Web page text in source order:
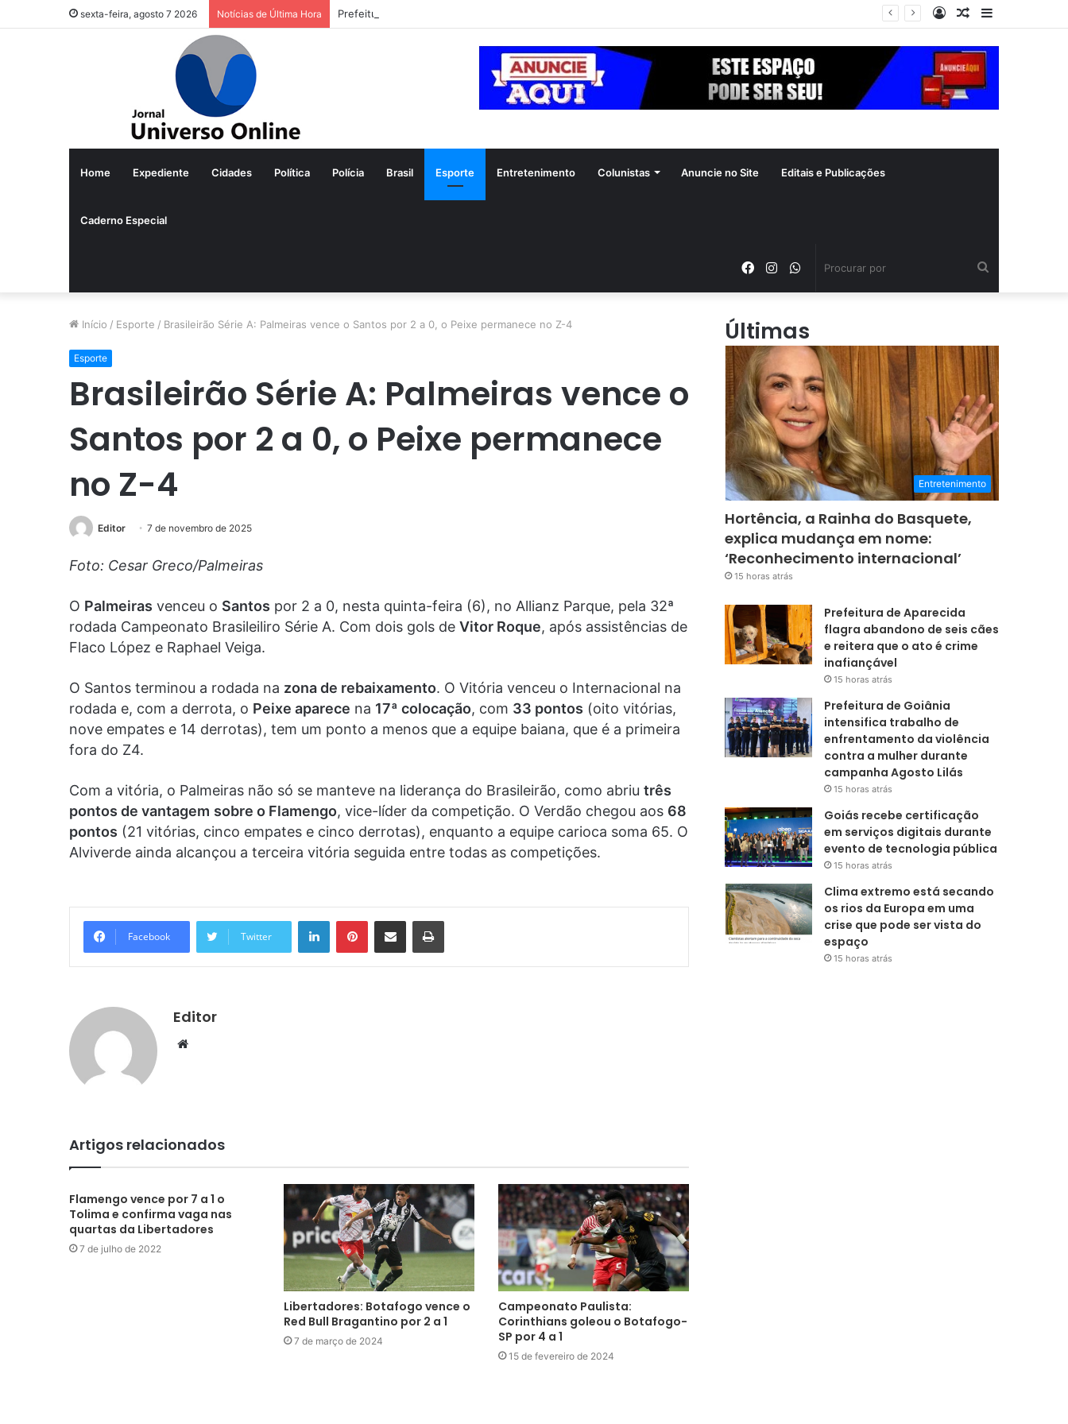
sexta-feira, agosto 7 2026 Notícias de Última Hora Prefeitura de Aparecida flagra abandono de seis cães e reitera que o ato é crime inafiançável
Barra
Artigo
Entrar
Home Expediente Cidades Política Polícia Brasil Esporte Entretenimento Colunistas Anuncie no Site Editais e Publicações
Caderno Especial
WhatsApp
Instagram
Facebook
Início / Esporte / Brasileirão Série A: Palmeiras vence o Santos por 2 a 0, o Peixe permanece no Z-4
Esporte
Brasileirão Série A: Palmeiras vence o
Santos por 2 a 0, o Peixe permanece
no Z-4
Editor 7 de novembro de 2025
Foto: Cesar Greco/Palmeiras
O Palmeiras venceu o Santos por 2 a 0, nesta quinta-feira (6), no Allianz Parque, pela 32ª
rodada Campeonato Brasileiliro Série A. Com dois gols de Vitor Roque, após assistências de
Flaco López e Raphael Veiga.
O Santos terminou a rodada na zona de rebaixamento. O Vitória venceu o Internacional na
rodada e, com a derrota, o Peixe aparece na 17ª colocação, com 33 pontos (oito vitórias,
nove empates e 14 derrotas), tem um ponto a menos que a equipe baiana, que é a primeira
fora do Z4.
Com a vitória, o Palmeiras não só se manteve na liderança do Brasileirão, como abriu três
pontos de vantagem sobre o Flamengo, vice-líder da competição. O Verdão chegou aos 68
pontos (21 vitórias, cinco empates e cinco derrotas), enquanto a equipe carioca soma 65. O
Alviverde ainda alcançou a terceira vitória seguida entre todas as competições.
Facebook Twitter
LinkedinPinterestCompartilhar via e-mail Imprimir
Editor
Website
Artigos relacionados
Flamengo vence por 7 a 1 o
Tolima e confirma vaga nas
quartas da Libertadores
7 de julho de 2022
Libertadores: Botafogo vence o
Red Bull Bragantino por 2 a 1
7 de março de 2024
Campeonato Paulista:
Corinthians goleou o Botafogo-
SP por 4 a 1
15 de fevereiro de 2024
Últimas
Entretenimento
Hortência, a Rainha do Basquete,
explica mudança em nome:
‘Reconhecimento internacional’
15 horas atrás
Prefeitura de Aparecida
flagra abandono de seis cães
e reitera que o ato é crime
inafiançável
15 horas atrás
Prefeitura de Goiânia
intensifica trabalho de
enfrentamento da violência
contra a mulher durante
campanha Agosto Lilás
15 horas atrás
Goiás recebe certificação
em serviços digitais durante
evento de tecnologia pública
15 horas atrás
Clima extremo está secando
os rios da Europa em uma
crise que pode ser vista do
espaço
15 horas atrás